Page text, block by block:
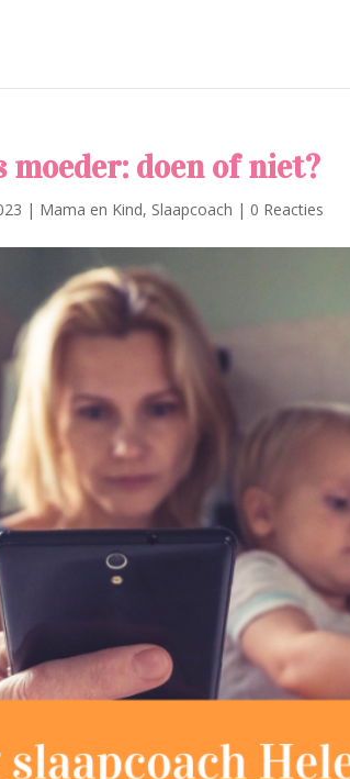
doen of niet?
| Mama en Kind, Slaapcoach | 0 Reacties